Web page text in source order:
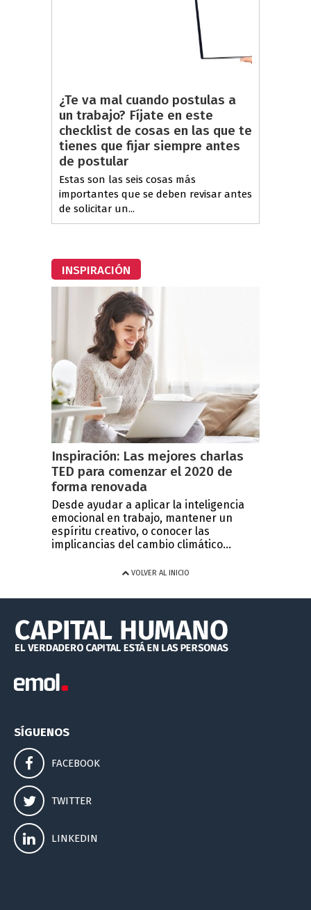
¿Te va mal cuando postulas a
un trabajo? Fíjate en este
checklist de cosas en las que te
tienes que fijar siempre antes
de postular
Estas son las seis cosas más
importantes que se deben revisar antes
de solicitar un...
INSPIRACIÓN
Inspiración: Las mejores charlas
TED para comenzar el 2020 de
forma renovada
Desde ayudar a aplicar la inteligencia
emocional en trabajo, mantener un
espíritu creativo, o conocer las
implicancias del cambio climático...
VOLVER AL INICIO
SÍGUENOS
FACEBOOK
TWITTER
LINKEDIN